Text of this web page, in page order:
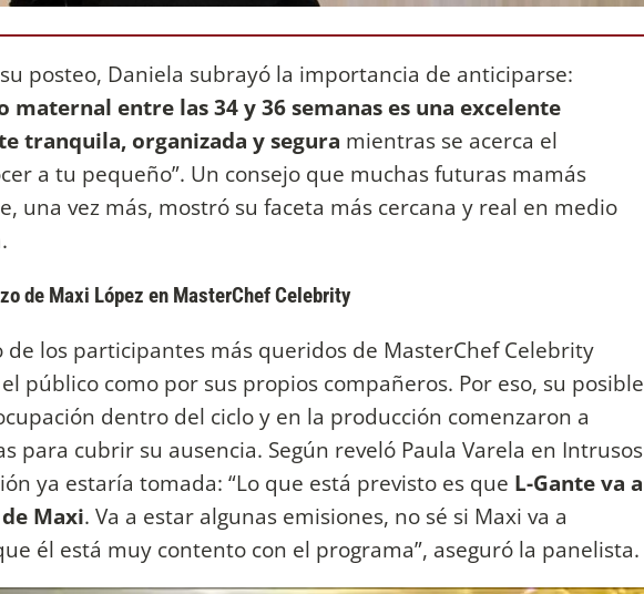
posteo, Daniela subrayó la importancia de anticiparse:
maternal entre las 34 y 36 semanas es una excelente
tranquila, organizada y segura mientras se acerca el
a tu pequeño”. Un consejo que muchas futuras mamás
una vez más, mostró su faceta más cercana y real en medio
de Maxi López en MasterChef Celebrity
de los participantes más queridos de MasterChef Celebrity
público como por sus propios compañeros. Por eso, su posible
dentro del ciclo y en la producción comenzaron a
para cubrir su ausencia. Según reveló Paula Varela en Intrusos
ya estaría tomada: “Lo que está previsto es que L-Gante va a
Maxi. Va a estar algunas emisiones, no sé si Maxi va a
él está muy contento con el programa”, aseguró la panelista.